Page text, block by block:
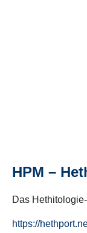
HPM –
Das
https://